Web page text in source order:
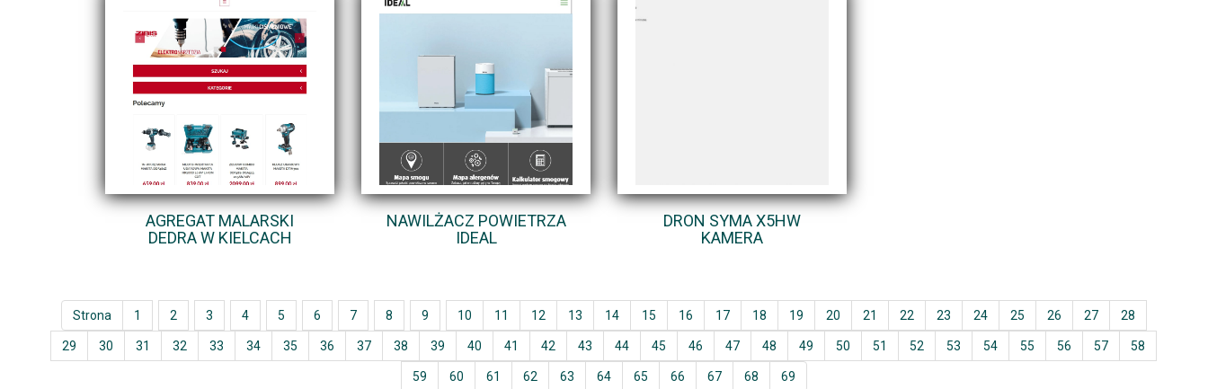
AGREGAT MALARSKI
DEDRA W KIELCACH
NAWILŻACZ POWIETRZA
IDEAL
DRON SYMA X5HW
KAMERA
Strona 1 2 3 4 5 6 7 8 9 10 11 12 13 14 15 16 17 18 19 20 21 22 23 24 25 26 27 28
29 30 31 32 33 34 35 36 37 38 39 40 41 42 43 44 45 46 47 48 49 50 51 52 53 54 55 56 57 58
59 60 61 62 63 64 65 66 67 68 69